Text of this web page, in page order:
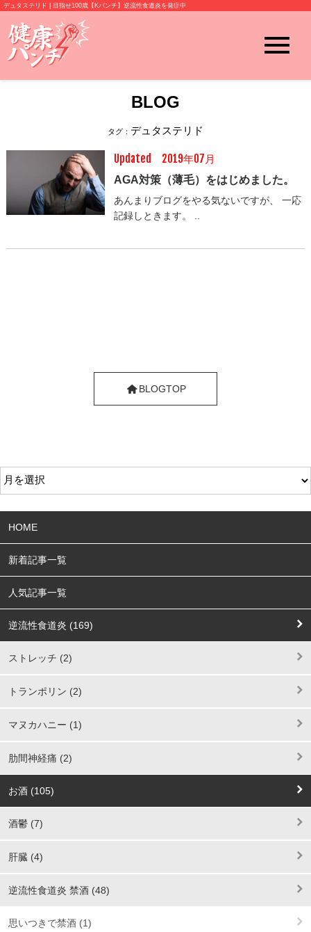
デュタステリド | 目指せ100歳【Kパンチ】逆流性食道炎を発症中
BLOG
タグ： デュタステリド
Updated 2019年07月
AGA対策（薄毛）をはじめました。
あんまりブログをやる気ないですが、 一応
記録しときます。 ..
BLOGTOP
HOME
新着記事一覧
人気記事一覧
逆流性食道炎 (169)
ストレッチ (2)
トランポリン (2)
マヌカハニー (1)
肋間神経痛 (2)
お酒 (105)
酒鬱 (7)
肝臓 (4)
逆流性食道炎 禁酒 (48)
思いつきで禁酒 (1)